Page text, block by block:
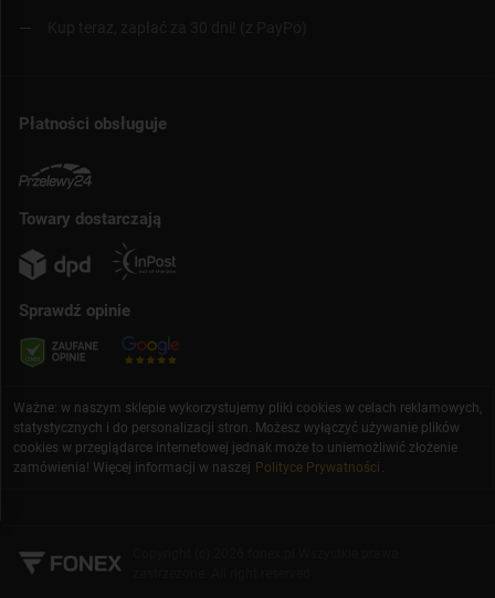
Płatności obsługuje
Towary dostarczają
Sprawdź opinie
Ważne: w naszym sklepie wykorzystujemy pliki cookies w celach reklamowych,
statystycznych i do personalizacji stron. Możesz wyłączyć używanie plików
cookies w przeglądarce internetowej jednak może to uniemożliwić złożenie
zamówienia! Więcej informacji w naszej Polityce Prywatności